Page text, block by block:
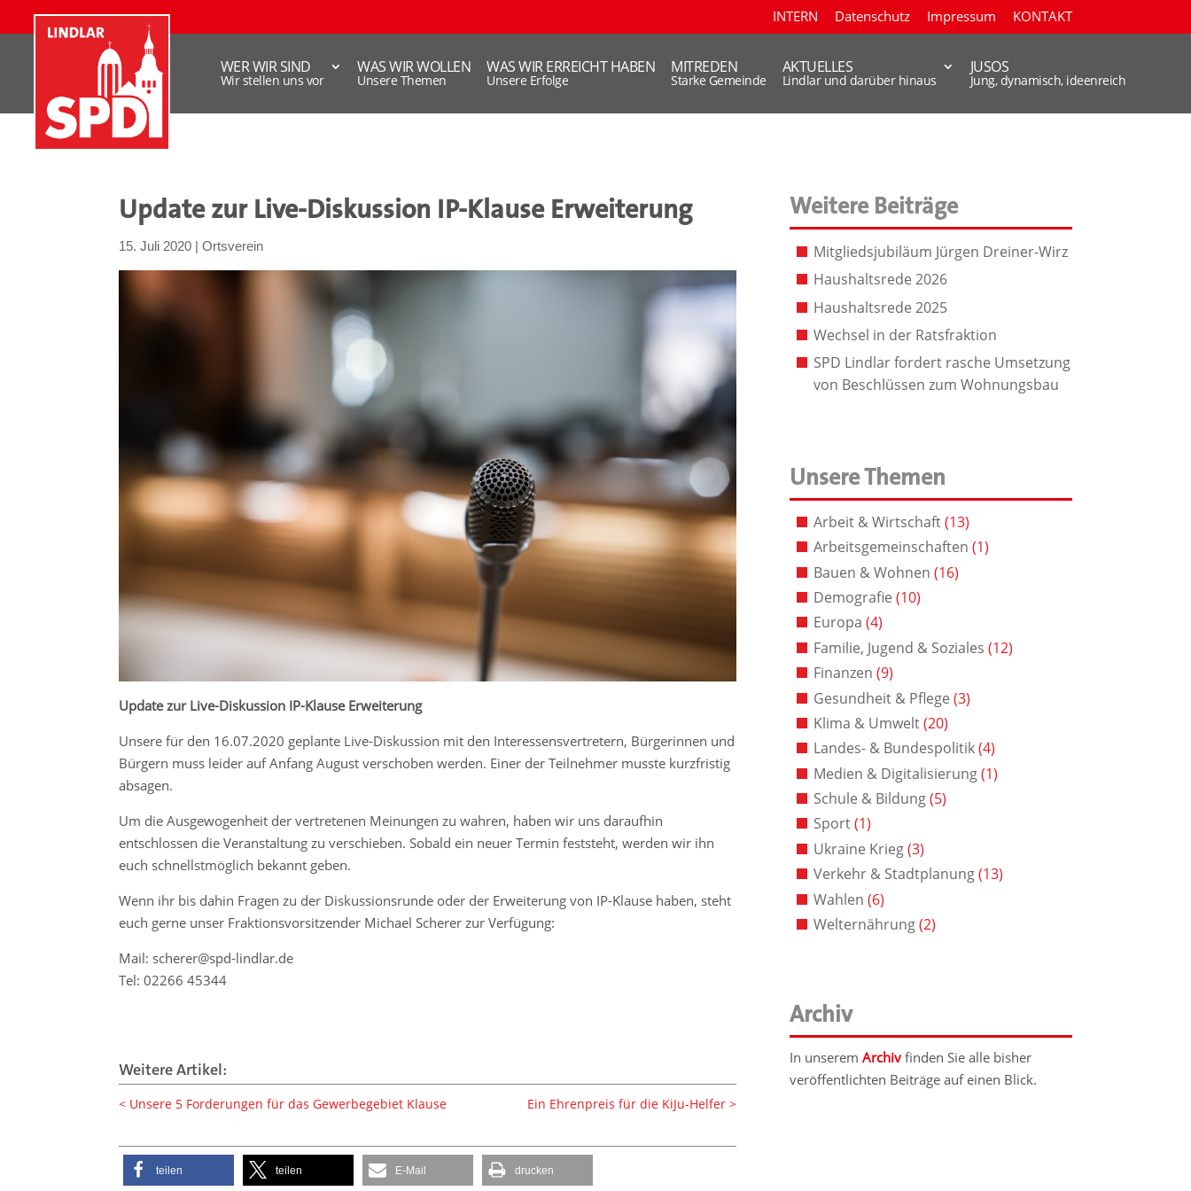
INTERN Datenschutz Impressum KONTAKT
WER WIR SIND
Wir stellen uns vor
WAS WIR WOLLEN
Unsere Themen
WAS WIR ERREICHT HABEN
Unsere Erfolge
MITREDEN
Starke Gemeinde
AKTUELLES
Lindlar und darüber hinaus
JUSOS
Jung, dynamisch, ideenreich
Update zur Live-Diskussion IP-Klause Erweiterung
15. Juli 2020 |Ortsverein
Update zur Live-Diskussion IP-Klause Erweiterung
Unsere für den 16.07.2020 geplante Live-Diskussion mit den Interessensvertretern, Bürgerinnen und
Bürgern muss leider auf Anfang August verschoben werden. Einer der Teilnehmer musste kurzfristig
absagen.
Um die Ausgewogenheit der vertretenen Meinungen zu wahren, haben wir uns daraufhin
entschlossen die Veranstaltung zu verschieben. Sobald ein neuer Termin feststeht, werden wir ihn
euch schnellstmöglich bekannt geben.
Wenn ihr bis dahin Fragen zu der Diskussionsrunde oder der Erweiterung von IP-Klause haben, steht
euch gerne unser Fraktionsvorsitzender Michael Scherer zur Verfügung:
Mail: scherer@spd-lindlar.de
Tel: 02266 45344
Weitere Artikel:
Unsere 5 Forderungen für das Gewerbegebiet Klause Ein Ehrenpreis für die KiJu-Helfer
teilen teilen E-Mail drucken
Weitere Beiträge
Mitgliedsjubiläum Jürgen Dreiner-Wirz
Haushaltsrede 2026
Haushaltsrede 2025
Wechsel in der Ratsfraktion
SPD Lindlar fordert rasche Umsetzung
von Beschlüssen zum Wohnungsbau
Unsere Themen
Arbeit & Wirtschaft(13)
Arbeitsgemeinschaften (1)
Bauen & Wohnen (16)
Demografie (10)
Europa (4)
Familie, Jugend & Soziales (12)
Finanzen (9)
Gesundheit & Pflege (3)
Klima & Umwelt(20)
Landes- & Bundespolitik(4)
Medien & Digitalisierung(1)
Schule & Bildung(5)
Sport(1)
Ukraine Krieg(3)
Verkehr & Stadtplanung(13)
Wahlen (6)
Welternährung(2)
Archiv
In unserem Archiv finden Sie alle bisher
veröffentlichten Beiträge auf einen Blick.